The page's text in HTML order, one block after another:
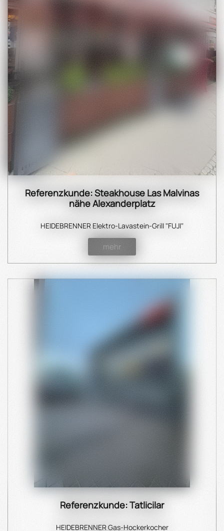
Referenzkunde: Steakhouse Las Malvinas
nähe Alexanderplatz
HEIDEBRENNER Elektro-Lavastein-Grill "FUJI"
mehr
Referenzkunde: Tatlicilar
HEIDEBRENNER Gas-Hockerkocher